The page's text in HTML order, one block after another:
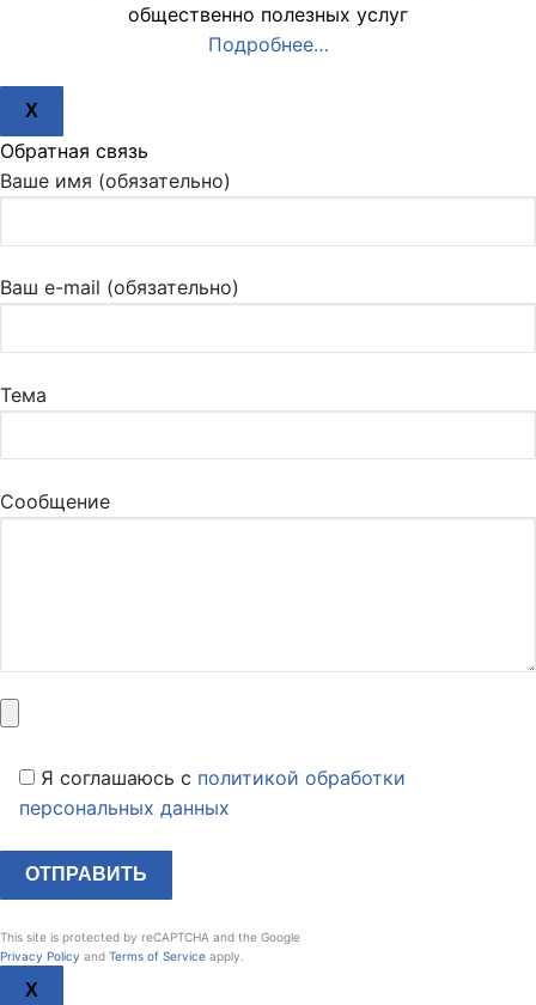
общественно полезных услуг
Подробнее…
X
Обратная связь
Ваше имя (обязательно)
Ваш e-mail (обязательно)
Тема
Сообщение
Я соглашаюсь c политикой обработки
персональных данных
This site is protected by reCAPTCHA and the Google
Privacy Policy and Terms of Service apply.
X